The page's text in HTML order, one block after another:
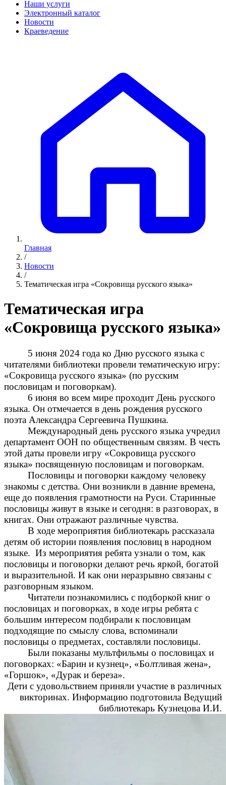
Наши услуги
Электронный каталог
Новости
Краеведение
Главная
/
Новости
/
Тематическая игра «Сокровища русского языка»
Тематическая игра
«Сокровища русского языка»
5 июня 2024 года ко Дню русского языка с
читателями библиотеки провели тематическую игру:
«Сокровища русского языка» (по русским
пословицам и поговоркам).
6 июня во всем мире проходит День русского
языка. Он отмечается в день рождения русского
поэта Александра Сергеевича Пушкина.
Международный день русского языка учредил
департамент ООН по общественным связям. В честь
этой даты провели игру «Сокровища русского
языка» посвященную пословицам и поговоркам.
Пословицы и поговорки каждому человеку
знакомы с детства. Они возникли в давние времена,
еще до появления грамотности на Руси. Старинные
пословицы живут в языке и сегодня: в разговорах, в
книгах. Они отражают различные чувства.
В ходе мероприятия библиотекарь рассказала
детям об истории появления пословиц в народном
языке. Из мероприятия ребята узнали о том, как
пословицы и поговорки делают речь яркой, богатой
и выразительной. И как они неразрывно связаны с
разговорным языком.
Читатели познакомились с подборкой книг о
пословицах и поговорках, в ходе игры ребята с
большим интересом подбирали к пословицам
подходящие по смыслу слова, вспоминали
пословицы о предметах, составляли пословицы.
Были показаны мультфильмы о пословицах и
поговорках: «Барин и кузнец», «Болтливая жена»,
«Горшок», «Дурак и береза».
Дети с удовольствием приняли участие в различных
викторинах. Информацию подготовила Ведущий
библиотекарь Кузнецова И.И.